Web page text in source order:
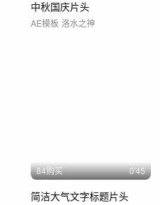
中秋国庆片头
AE模板 洛水之神
84购买 0'45
简洁大气文字标题片头